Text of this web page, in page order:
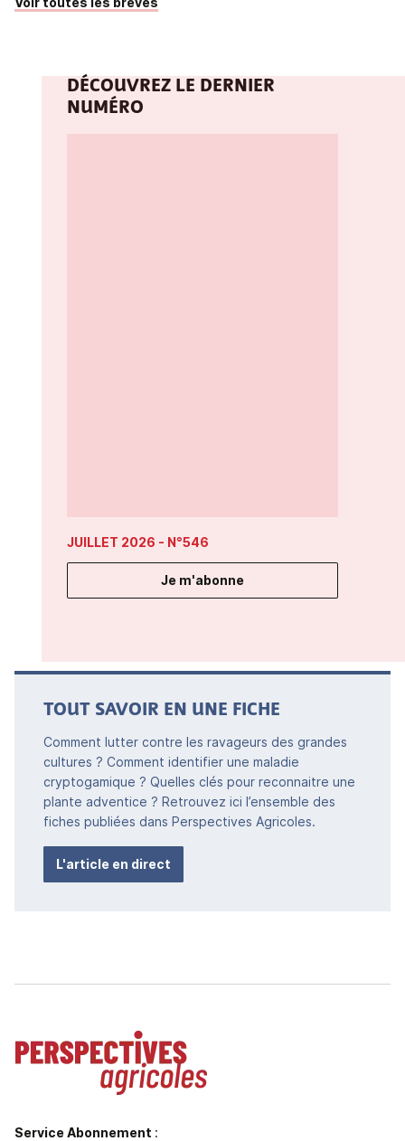
DÉCOUVREZ LE DERNIER
NUMÉRO
JUILLET 2026 - N°546
Je m'abonne
TOUT SAVOIR EN UNE FICHE
Comment lutter contre les ravageurs des grandes
cultures ? Comment identifier une maladie
cryptogamique ? Quelles clés pour reconnaitre une
plante adventice ? Retrouvez ici l’ensemble des
fiches publiées dans Perspectives Agricoles.
L'article en direct
Service Abonnement :